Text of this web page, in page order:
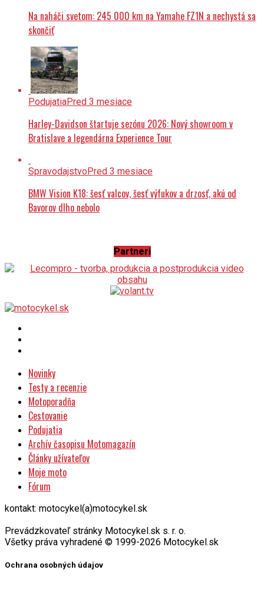
Na naháči svetom: 245 000 km na Yamahe FZ1N a nechystá sa
skončiť
PodujatiaPred 3 mesiace
Harley-Davidson štartuje sezónu 2026: Nový showroom v
Bratislave a legendárna Experience Tour
SpravodajstvoPred 3 mesiace
BMW Vision K18: šesť valcov, šesť výfukov a drzosť, akú od
Bavorov dlho nebolo
Partneri
Novinky
Testy a recenzie
Motoporadňa
Cestovanie
Podujatia
Archív časopisu Motomagazín
Články užívateľov
Moje moto
Fórum
kontakt: motocykel(a)motocykel.sk
Prevádzkovateľ stránky Motocykel.sk s. r. o.
Všetky práva vyhradené © 1999-2026 Motocykel.sk
Ochrana osobných údajov